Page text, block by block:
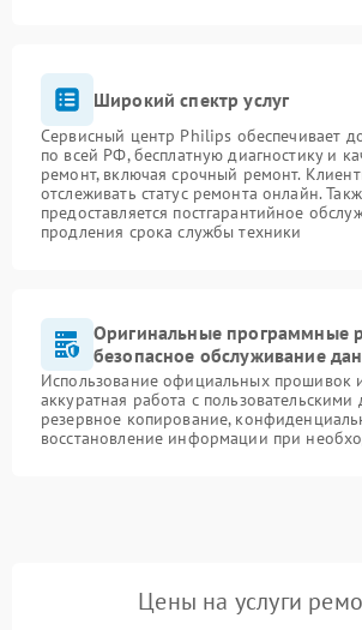
Широкий спектр услуг
Сервисный центр Philips обеспечивает
по всей РФ, бесплатную диагностику и
ремонт, включая срочный ремонт.
отслеживать статус ремонта онлайн.
предоставляется постгарантийное
продления срока службы техники
Оригинальные программные
безопасное обслуживание
Использование официальных прошивок
аккуратная работа с
резервное копирование,
восстановление информации при
Цены на услуги